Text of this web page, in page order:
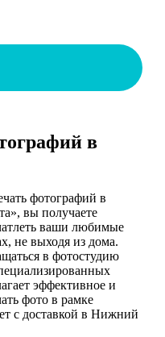
в
фотографий в
вы получаете
ваши любимые
не выходя из дома.
в фотостудию
эффективное и
фото в рамке
с доставкой в Нижний